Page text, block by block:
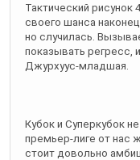
Тактический
своего шанса
но случилась.
показывать регресс,
Джурхуус-младшая.
Кубок и Суперкубок
премьер-лиге от нас
стоит довольно